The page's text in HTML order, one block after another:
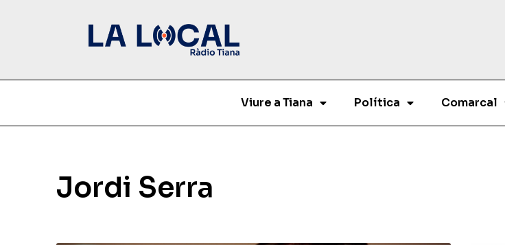
Viure a Tiana Política Comarcal
Jordi Serra